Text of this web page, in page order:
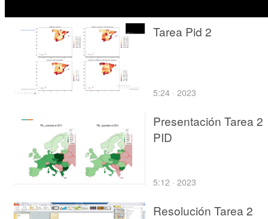
Tarea Pid 2
5:24 · 2023
Presentación Tarea 2
PID
5:12 · 2023
Resolución Tarea 2